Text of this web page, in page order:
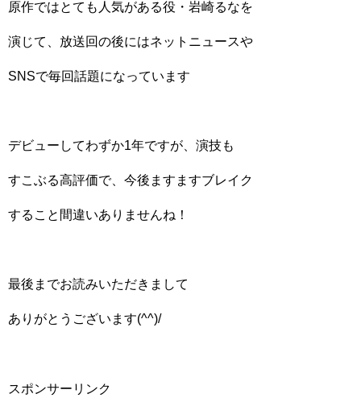
原作ではとても人気がある役・岩崎るなを
演じて、放送回の後にはネットニュースや
SNSで毎回話題になっています
デビューしてわずか1年ですが、演技も
すこぶる高評価で、今後ますますブレイク
すること間違いありませんね！
最後までお読みいただきまして
ありがとうございます(^^)/
スポンサーリンク